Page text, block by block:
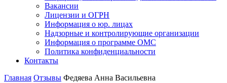
Вакансии
Лицензии и ОГРН
Информация о юр. лицах
Надзорные и контролирующие организации
Информация о программе ОМС
Политика конфиденциальности
Контакты
Главная Отзывы Федяева Анна Васильевна